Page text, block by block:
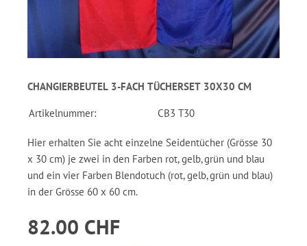
CHANGIERBEUTEL 3-FACH TÜCHERSET 30X30 CM
Artikelnummer: CB3 T30
Hier erhalten Sie acht einzelne Seidentücher (Grösse 30
x 30 cm) je zwei in den Farben rot, gelb, grün und blau
und ein vier Farben Blendotuch (rot, gelb, grün und blau)
in der Grösse 60 x 60 cm.
82.00 CHF